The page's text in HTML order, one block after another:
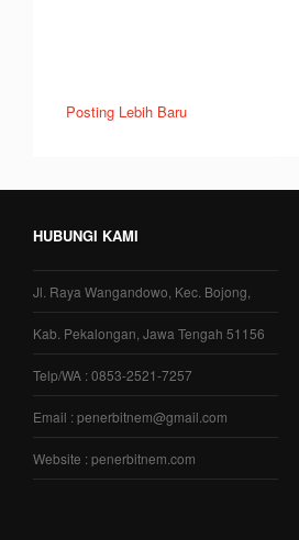
Posting Lebih Baru
HUBUNGI KAMI
Jl. Raya Wangandowo, Kec. Bojong,
Kab. Pekalongan, Jawa Tengah 51156
Telp/WA : 0853-2521-7257
Email : penerbitnem@gmail.com
Website : penerbitnem.com